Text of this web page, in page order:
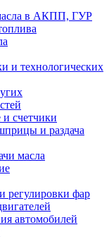
в АКПП, ГУР
и технологических
счетчики
и раздача
масла
регулировки фар
автомобилей